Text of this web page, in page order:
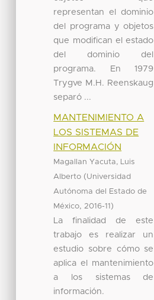
representan el dominio
del programa y objetos
que modifican el estado
del dominio del
programa. En 1979
Trygve M.H. Reenskaug
separó ...
MANTENIMIENTO A
LOS SISTEMAS DE
INFORMACIÓN
Magallan Yacuta, Luis
Alberto (Universidad
Autónoma del Estado de
México, 2016-11 )
La finalidad de este
trabajo es realizar un
estudio sobre cómo se
aplica el mantenimiento
a los sistemas de
información.